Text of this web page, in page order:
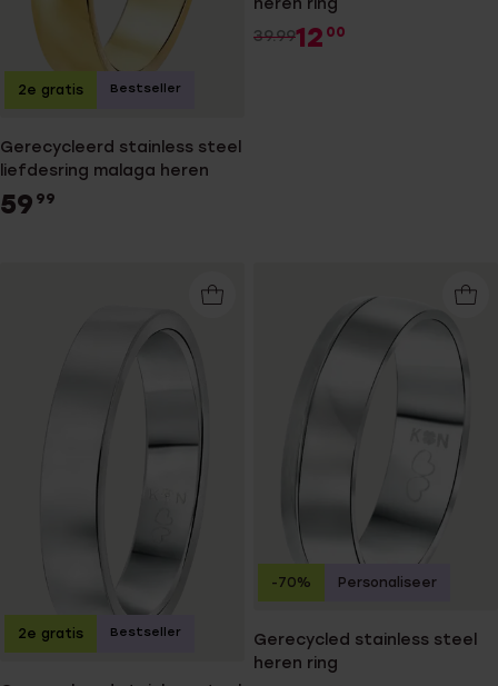
Gerecycleerd stainless steel
liefdesring malaga heren
59 99
2e gratis Bestseller
heren ring
39.9912 00
2e gratis Bestseller
Gerecycled stainless steel
heren ring
-70% Personaliseer